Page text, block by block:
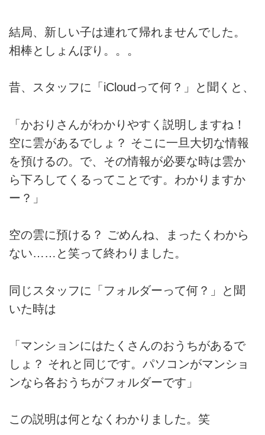
結局、新しい子は連れて帰れませんでした。
相棒としょんぼり。。。
昔、スタッフに「iCloudって何？」と聞くと、
「かおりさんがわかりやすく説明しますね！
空に雲があるでしょ？ そこに一旦大切な情報
を預けるの。で、その情報が必要な時は雲か
ら下ろしてくるってことです。わかりますか
ー？」
空の雲に預ける？ ごめんね、まったくわから
ない……と笑って終わりました。
同じスタッフに「フォルダーって何？」と聞
いた時は
「マンションにはたくさんのおうちがあるで
しょ？ それと同じです。パソコンがマンショ
ンなら各おうちがフォルダーです」
この説明は何となくわかりました。笑